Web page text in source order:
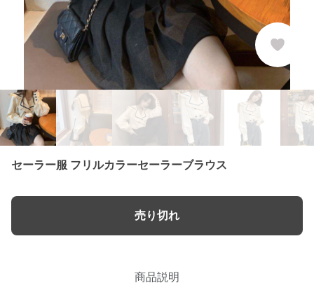
セーラー服 フリルカラーセーラーブラウス
売り切れ
商品説明